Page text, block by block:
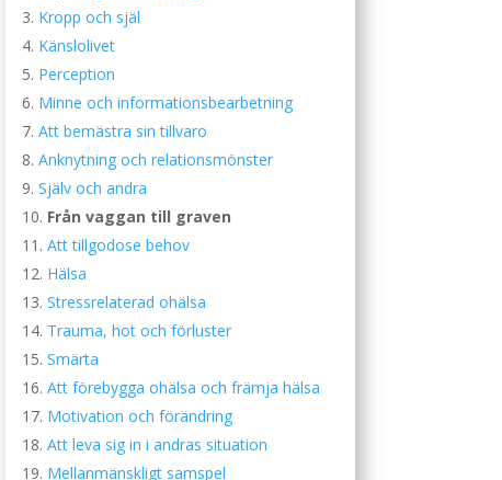
Kropp och själ
Känslolivet
Perception
Minne och informationsbearbetning
Att bemästra sin tillvaro
Anknytning och relationsmönster
Själv och andra
Från vaggan till graven
Att tillgodose behov
Hälsa
Stressrelaterad ohälsa
Trauma, hot och förluster
Smärta
Att förebygga ohälsa och främja hälsa
Motivation och förändring
Att leva sig in i andras situation
Mellanmänskligt samspel